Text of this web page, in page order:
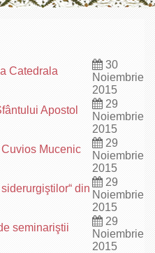
Catedrala
30
Noiembrie
2015
Apostol
29
Noiembrie
2015
Mucenic
29
Noiembrie
2015
din
29
Noiembrie
2015
seminariştii
29
Noiembrie
2015